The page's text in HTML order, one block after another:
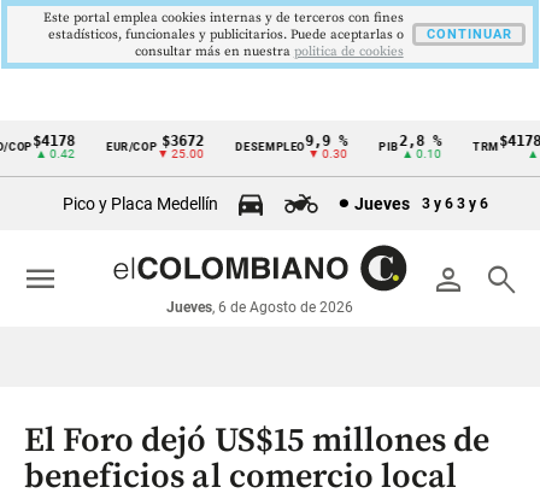
Cintillo
económicos
Colombia
$4178
▲ 0.42
EUR/COP $3672
▼ 25.00
DESEMPLEO 9,9 %
▼ 0.30
PIB2,8 %
▲ 0.10
TRM
▲
Pico y Placa Medellín Jueves 3 y 6 3 y 6
person search
Jueves, 6 de Agosto de 2026
menu
El Foro dejó US$15 millones de
beneficios al comercio local
Este portal emplea cookies internas y de terceros con fines
estadísticos, funcionales y publicitarios. Puede aceptarlas o
consultar más en nuestra politica de cookies
CONTINUAR